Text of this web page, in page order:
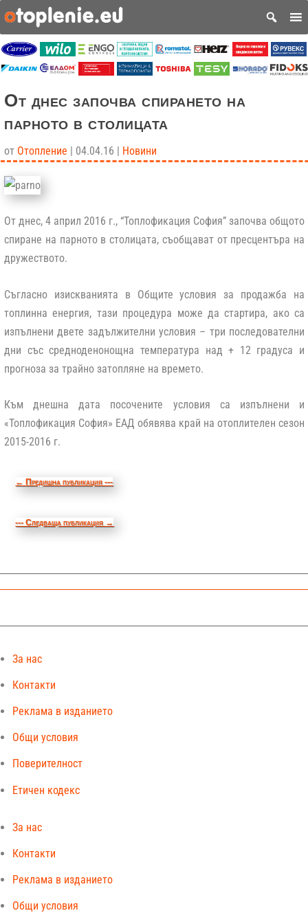
От днес започва спирането на
парното в столицата
от Отопление | 04.04.16 | Новини
От днес, 4 април 2016 г., “Топлофикация София” започва общото
спиране на парното в столицата, съобщават от пресцентъра на
дружеството.
Съгласно изискванията в Общите условия за продажба на
топлинна енергия, тази процедура може да стартира, ако са
изпълнени двете задължителни условия – три последователни
дни със средноденонощна температура над + 12 градуса и
прогноза за трайно затопляне на времето.
Към днешна дата посочените условия са изпълнени и
«Топлофикация София» ЕАД обявява край на отоплителен сезон
2015-2016 г.
← Предишна публикация ---
--- Следваща публикация →
За нас
Контакти
Реклама в изданието
Общи условия
Поверителност
Етичен кодекс
За нас
Контакти
Реклама в изданието
Общи условия